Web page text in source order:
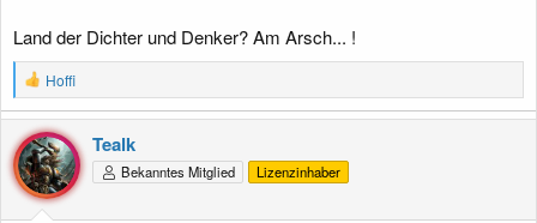
Land der Dichter und Denker? Am Arsch... !
R
e
a
k
t
i
o
n
Hoffi
Tealk
Bekanntes Mitglied Lizenzinhaber